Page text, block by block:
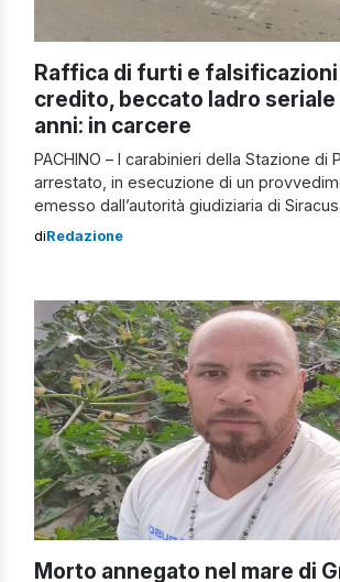
Raffica di furti e
credito, beccato ladro seriale
anni: in carcere
PACHINO – I carabinieri della Stazione di
arrestato, in esecuzione di un
emesso dall’autorità giudiziaria di
lentinese domiciliato a Pachino. L’uomo,
Augusta, Melilli, Villasmundo e Carlentini.
diRedazione
Morto annegato nel mare di